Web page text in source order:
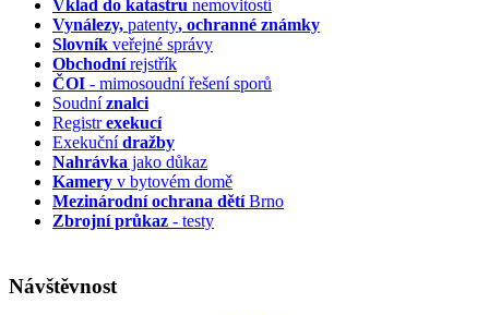
Vklad do katastru nemovitostí
Vynálezy, patenty, ochranné známky
Slovník veřejné správy
Obchodnírejstřík
ČOI - mimosoudní řešení sporů
Soudníznalci
Registrexekucí
Exekučnídražby
Nahrávka jako důkaz
Kamery v bytovém domě
Mezinárodní ochrana dětíBrno
Zbrojní průkaz - testy
Návštěvnost